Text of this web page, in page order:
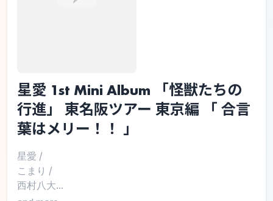
星愛 1st Mini Album 「怪獣たちの
行進」 東名阪ツアー 東京編 「 合言
葉はメリー！！ 」
星愛 /
こまり /
西村八大...